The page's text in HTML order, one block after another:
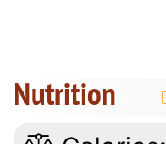
Nutrition